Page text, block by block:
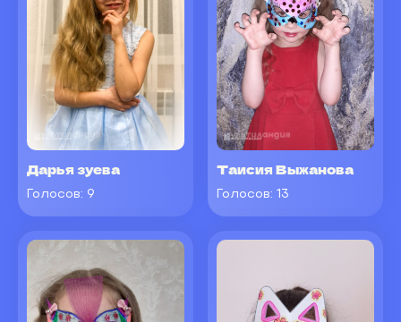
Дарья зуева
Голосов: 9
Таисия Выжанова
Голосов: 13